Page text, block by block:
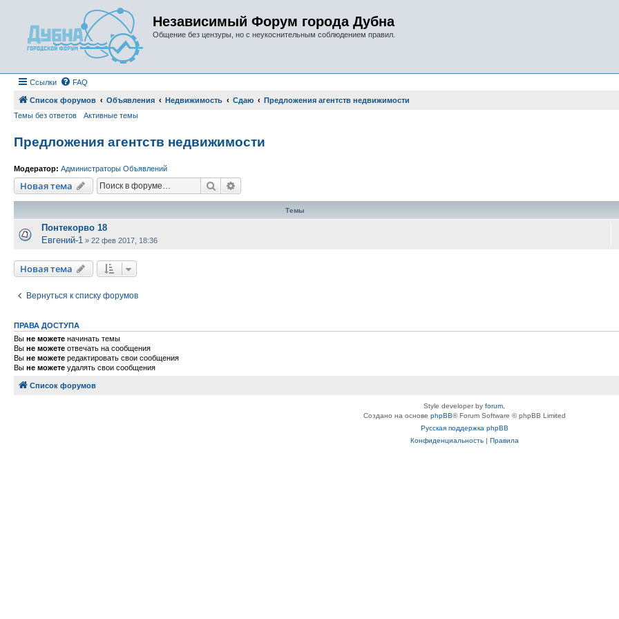
Независимый Форум города Дубна
Общение без цензуры, но с неукоснительным соблюдением правил.
Ссылки FAQ
Список форумов Объявления Недвижимость Сдаю
Предложения агентств недвижимости
Темы без ответов
Активные темы
Предложения агентств недвижимости
Модератор: Администраторы Объявлений
Новая тема Поиск
Темы
Понтекорво 18
Евгений-1 » 22 фев 2017, 18:36
Новая тема
Вернуться к списку форумов
ПРАВА ДОСТУПА
Вы не можете начинать темы
Вы не можете отвечать на сообщения
Вы не можете редактировать свои сообщения
Вы не можете удалять свои сообщения
Список форумов
Style developer by forum
Создано на основе phpBB® Forum Software © phpBB Limited
Русская поддержка phpBB
Конфиденциальность| Правила